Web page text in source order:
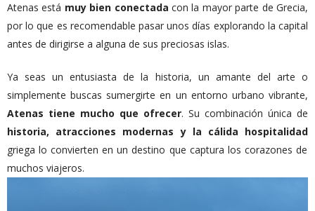
Atenas está muy bien conectada con la mayor parte de Grecia,
por lo que es recomendable pasar unos días explorando la capital
antes de dirigirse a alguna de sus preciosas islas.
Ya seas un entusiasta de la historia, un amante del arte o
simplemente buscas sumergirte en un entorno urbano vibrante,
Atenas tiene mucho que ofrecer. Su combinación única de
historia, atracciones modernas y la cálida hospitalidad
griega lo convierten en un destino que captura los corazones de
muchos viajeros.